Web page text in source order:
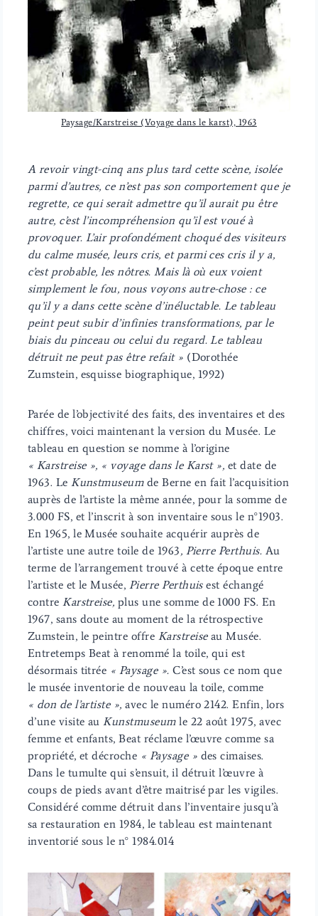
Paysage/Karstreise (Voyage dans le karst), 1963
A revoir vingt-cinq ans plus tard cette scène, isolée
parmi d’autres, ce n’est pas son comportement que je
regrette, ce qui serait admettre qu’il aurait pu être
autre, c’est l’incompréhension qu’il est voué à
provoquer. L’air profondément choqué des visiteurs
du calme musée, leurs cris, et parmi ces cris il y a,
c’est probable, les nôtres. Mais là où eux voient
simplement le fou, nous voyons autre-chose : ce
qu’il y a dans cette scène d’inéluctable. Le tableau
peint peut subir d’infinies transformations, par le
biais du pinceau ou celui du regard. Le tableau
détruit ne peut pas être refait » (Dorothée
Zumstein, esquisse biographique, 1992)
Parée de l’objectivité des faits, des inventaires et des
chiffres, voici maintenant la version du Musée. Le
tableau en question se nomme à l’origine
« Karstreise », « voyage dans le Karst », et date de
1963. LeKunstmuseum de Berne en fait l’acquisition
auprès de l’artiste la même année, pour la somme de
3.000 FS, et l’inscrit à son inventaire sous le n°1903.
En 1965, le Musée souhaite acquérir auprès de
l’artiste une autre toile de 1963, Pierre Perthuis. Au
terme de l’arrangement trouvé à cette époque entre
l’artiste et le Musée, Pierre Perthuisest échangé
contreKarstreise, plus une somme de 1000 FS. En
1967, sans doute au moment de la rétrospective
Zumstein, le peintre offre Karstreise au Musée.
Entretemps Beat à renommé la toile, qui est
désormais titrée « Paysage ». C’est sous ce nom que
le musée inventorie de nouveau la toile, comme
« don de l’artiste », avec le numéro 2142. Enfin, lors
d’une visite auKunstmuseumle 22 août 1975, avec
femme et enfants, Beat réclame l’œuvre comme sa
propriété, et décroche « Paysage » des cimaises.
Dans le tumulte qui s’ensuit, il détruit l’œuvre à
coups de pieds avant d’être maitrisé par les vigiles.
Considéré comme détruit dans l’inventaire jusqu’à
sa restauration en 1984, le tableau est maintenant
inventorié sous le n° 1984.014